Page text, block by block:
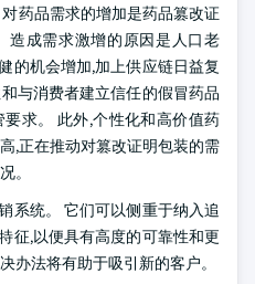
对药品需求的增加是药品篡改证
造成需求激增的原因是人口老
的机会增加,加上供应链日益复
与消费者建立信任的假冒药品
求。 此外,个性化和高价值药
,正在推动对篡改证明包装的需
。
系统。 它们可以侧重于纳入追
征,以便具有高度的可靠性和更
办法将有助于吸引新的客户。